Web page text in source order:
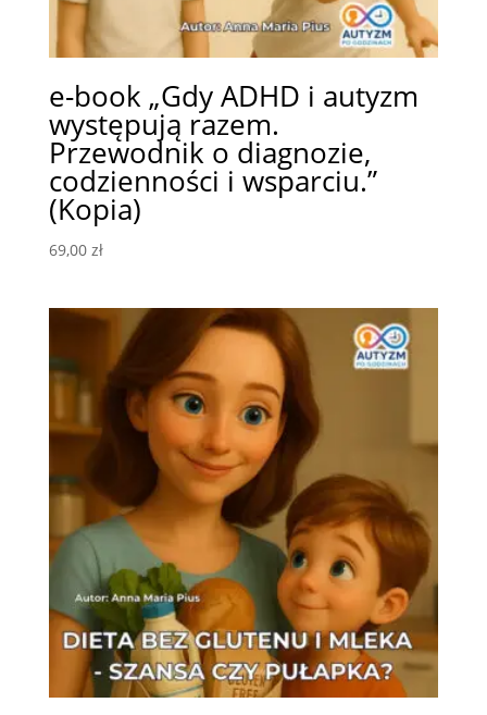
e-book „Gdy ADHD i autyzm
występują razem.
Przewodnik o diagnozie,
codzienności i wsparciu.”
(Kopia)
69,00 zł